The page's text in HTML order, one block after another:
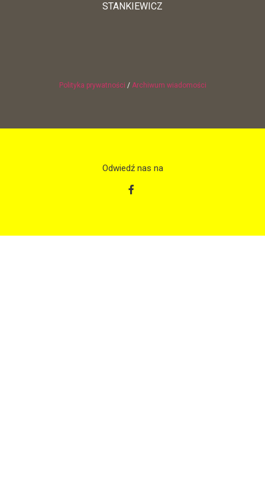
STANKIEWICZ
Polityka prywatności / Archiwum wiadomości
Odwiedź nas na